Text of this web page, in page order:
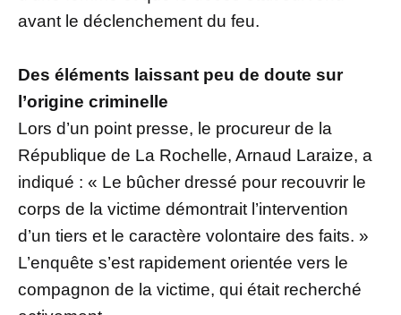
avant le déclenchement du feu.
Des éléments laissant peu de doute sur
l’origine criminelle
Lors d’un point presse, le procureur de la
République de La Rochelle, Arnaud Laraize, a
indiqué : « Le bûcher dressé pour recouvrir le
corps de la victime démontrait l’intervention
d’un tiers et le caractère volontaire des faits. »
L’enquête s’est rapidement orientée vers le
compagnon de la victime, qui était recherché